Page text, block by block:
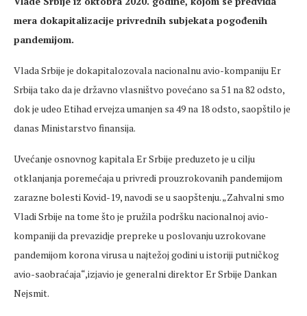
mera dokapitalizacije privrednih subjekata pogođenih
pandemijom.
Vlada Srbije je dokapitalozovala nacionalnu avio-kompaniju Er
Srbija tako da je državno vlasništvo povećano sa 51 na 82 odsto,
dok je udeo Etihad ervejza umanjen sa 49 na 18 odsto, saopštilo je
danas Ministarstvo finansija.
Uvećanje osnovnog kapitala Er Srbije preduzeto je u cilju
otklanjanja poremećaja u privredi prouzrokovanih pandemijom
zarazne bolesti Kovid-19, navodi se u saopštenju. „Zahvalni smo
Vladi Srbije na tome što je pružila podršku nacionalnoj avio-
kompaniji da prevazidje prepreke u poslovanju uzrokovane
pandemijom korona virusa u najtežoj godini u istoriji putničkog
avio-saobraćaja“,izjavio je generalni direktor Er Srbije Dankan
Nejsmit.